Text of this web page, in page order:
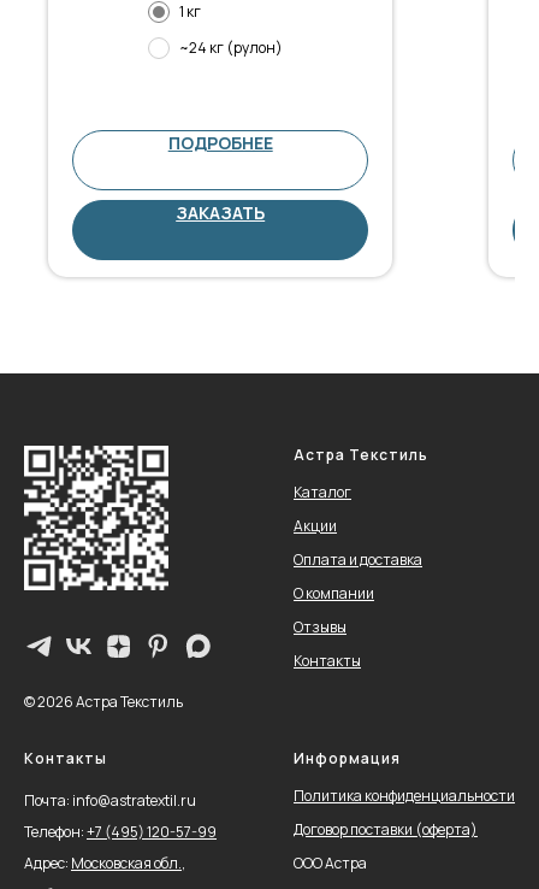
1 кг
~24 кг (рулон)
ПОДРОБНЕЕ
ЗАКАЗАТЬ
© 2026 Астра Текстиль
Астра Текстиль
Каталог
Акции
Оплата и доставка
О компании
Отзывы
Контакты
Контакты
Почта: info@astratextil.ru
Телефон:+7 (495) 120-57-99
Адрес: Московская обл.,
Информация
Политика конфиденциальности
Договор поставки (оферта)
ООО Астра